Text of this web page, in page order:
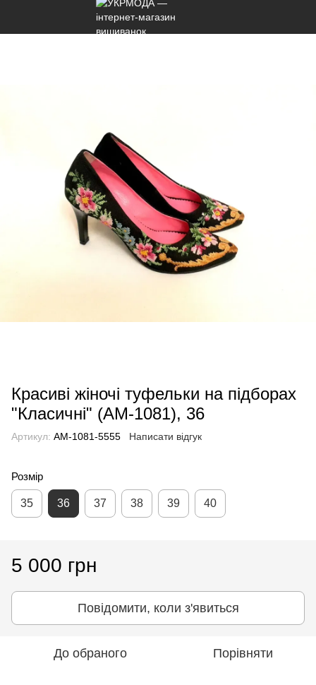
Красиві жіночі туфельки на підборах
"Класичні" (AM-1081), 36
Артикул: AM-1081-5555 Написати відгук
Розмір
35 36 37 38 39 40
5 000 грн
Повідомити, коли з'явиться
До обраного Порівняти